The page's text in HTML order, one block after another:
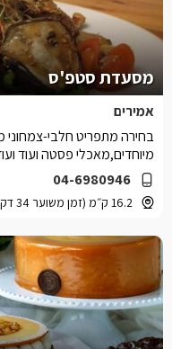
מסעדת סטפ'ס
אמירים
04-6980946
16.2 ק״מ (זמן משוער 34 דקות)
בחירה מתפריט חלבי-צמחוני
מיוחדים,מאכלי פסטה ועוד